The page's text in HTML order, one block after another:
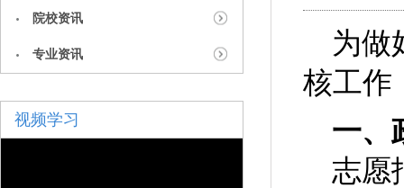
院校资讯
专业资讯
视频学习
为做
核工作
一、
志愿